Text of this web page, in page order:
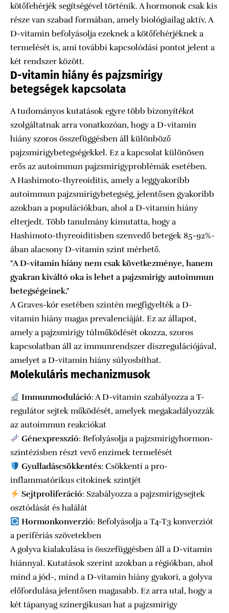
kötőfehérjék segítségével történik. A hormonok csak kis
része van szabad formában, amely biológiailag aktív. A
D-vitamin befolyásolja ezeknek a kötőfehérjéknek a
termelését is, ami további kapcsolódási pontot jelent a
két rendszer között.
D-vitamin hiány és pajzsmirigy
betegségek kapcsolata
A tudományos kutatások egyre több bizonyítékot
szolgáltatnak arra vonatkozóan, hogy a D-vitamin
hiány szoros összefüggésben áll különböző
pajzsmirigybetegségekkel. Ez a kapcsolat különösen
erős az autoimmun pajzsmirigyproblémák esetében.
A Hashimoto-thyreoiditis, amely a leggyakoribb
autoimmun pajzsmirigybetegség, jelentősen gyakoribb
azokban a populációkban, ahol a D-vitamin hiány
elterjedt. Több tanulmány kimutatta, hogy a
Hashimoto-thyreoiditisben szenvedő betegek 85-92%-
ában alacsony D-vitamin szint mérhető.
"A D-vitamin hiány nem csak következménye, hanem
gyakran kiváltó oka is lehet a pajzsmirigy autoimmun
betegségeinek."
A Graves-kór esetében szintén megfigyelték a D-
vitamin hiány magas prevalenciáját. Ez az állapot,
amely a pajzsmirigy túlműködését okozza, szoros
kapcsolatban áll az immunrendszer diszregulációjával,
amelyet a D-vitamin hiány súlyosbíthat.
Molekuláris mechanizmusok
Immunmoduláció: A D-vitamin szabályozza a T-
regulátor sejtek működését, amelyek megakadályozzák
az autoimmun reakciókat
Génexpresszió: Befolyásolja a pajzsmirigyhormon-
szintézisben részt vevő enzimek termelését
Gyulladáscsökkentés: Csökkenti a pro-
inflammatórikus citokinek szintjét
Sejtproliferáció: Szabályozza a pajzsmirigysejtek
osztódását és halálát
Hormonkonverzió: Befolyásolja a T4-T3 konverziót
a perifériás szövetekben
A golyva kialakulása is összefüggésben áll a D-vitamin
hiánnyal. Kutatások szerint azokban a régiókban, ahol
mind a jód-, mind a D-vitamin hiány gyakori, a golyva
előfordulása jelentősen magasabb. Ez arra utal, hogy a
két tápanyag szinergikusan hat a pajzsmirigy